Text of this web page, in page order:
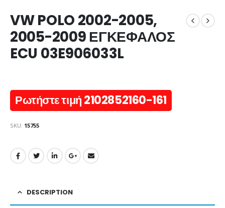
VW POLO 2002-2005,
2005-2009 ΕΓΚΕΦΑΛΟΣ
ECU 03E906033L
Ρωτήστε τιμή 2102852160-161
SKU: 15755
DESCRIPTION